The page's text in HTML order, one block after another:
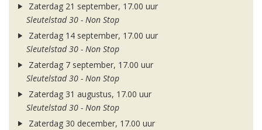
Zaterdag 21 september, 17.00 uur
Sleutelstad 30 - Non Stop
Zaterdag 14 september, 17.00 uur
Sleutelstad 30 - Non Stop
Zaterdag 7 september, 17.00 uur
Sleutelstad 30 - Non Stop
Zaterdag 31 augustus, 17.00 uur
Sleutelstad 30 - Non Stop
Zaterdag 30 december, 17.00 uur